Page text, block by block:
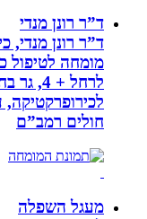
ד”ר רונן מנדי
מומחה לטיפול
לרחל + 4, גר
חולים רמב”ם
מעגל השפלה